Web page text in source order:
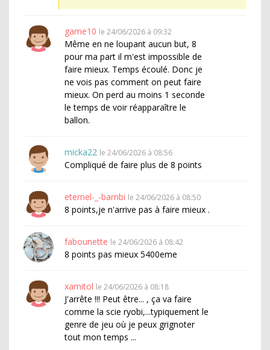
game10 le 24/06/2026 à 09:32
Même en ne loupant aucun but, 8
pour ma part il m'est impossible de
faire mieux. Temps écoulé. Donc je
ne vois pas comment on peut faire
mieux. On perd au moins 1 seconde
le temps de voir réapparaître le
ballon.
micka22 le 24/06/2026 à 08:56
Compliqué de faire plus de 8 points
eternel-_-bambi le 24/06/2026 à 08:50
8 points,je n'arrive pas à faire mieux .
fabounette le 24/06/2026 à 08:42
8 points pas mieux 5400eme
xamitol le 24/06/2026 à 08:18
J'arrête !!! Peut être... , ça va faire
comme la scie ryobi,...typiquement le
genre de jeu où je peux grignoter
tout mon temps ...